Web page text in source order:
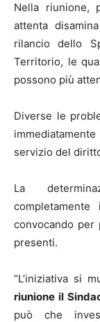
Nella riunione,
attenta
rilancio dello
Territorio, le
possono più
Diverse le
servizio del
La
convocando
presenti.
“L’iniziativa si
riunione il
può che